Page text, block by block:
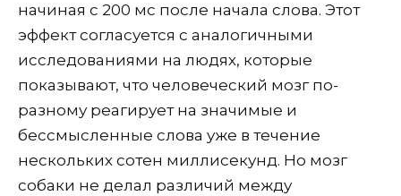
начиная с 200 мс после начала слова. Этот
эффект согласуется с аналогичными
исследованиями на людях, которые
показывают, что человеческий мозг по-
разному реагирует на значимые и
бессмысленные слова уже в течение
нескольких сотен миллисекунд. Но мозг
собаки не делал различий между